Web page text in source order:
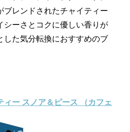
ブレンドされたチャイティー
シーさとコクに優しい香りが
した気分転換におすすめのブ
ィー スノア＆ピース （カフェ